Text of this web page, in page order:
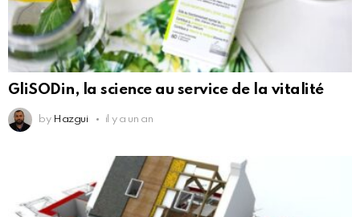
GliSODin, la science au service de la vitalité
by Hazgui il y a un an